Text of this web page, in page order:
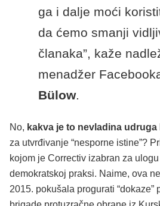
ga i dalje moći
da ćemo smanji
članaka”, kaže
menadžer
Bülow.
No, kakva je to nevladina udruga
za utvrđivanje “nesporne istine”?
kojom je Correctiv izabran za ulogu
demokratskoj praksi. Naime, ova
2015. pokušala progurati “dokaze”